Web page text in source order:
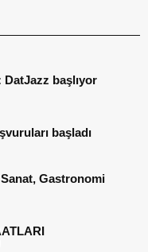
DatJazz başlıyor
başladı
Gastronomi